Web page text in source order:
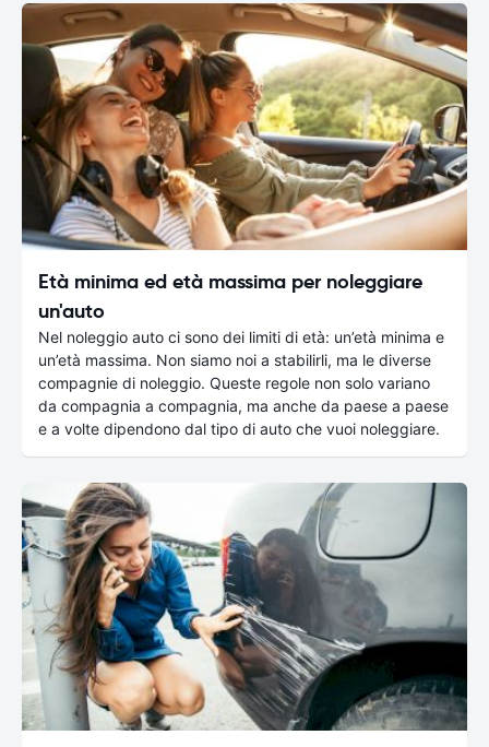
Età minima ed età massima per noleggiare
un'auto
Nel noleggio auto ci sono dei limiti di età: un’età minima e
un’età massima. Non siamo noi a stabilirli, ma le diverse
compagnie di noleggio. Queste regole non solo variano
da compagnia a compagnia, ma anche da paese a paese
e a volte dipendono dal tipo di auto che vuoi noleggiare.